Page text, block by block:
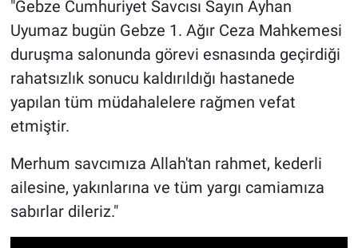
"Gebze Cumhuriyet Savcısı Sayın Ayhan
Uyumaz bugün Gebze 1. Ağır Ceza Mahkemesi
duruşma salonunda görevi esnasında geçirdiği
rahatsızlık sonucu kaldırıldığı hastanede
yapılan tüm müdahalelere rağmen vefat
etmiştir.
Merhum savcımıza Allah'tan rahmet, kederli
ailesine, yakınlarına ve tüm yargı camiamıza
sabırlar dileriz."